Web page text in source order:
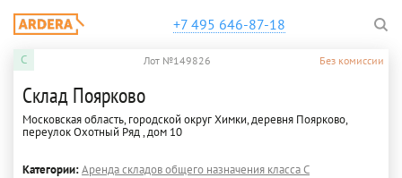
+7 495 646-87-18
C Лот №149826 Без комиссии
Склад Поярково
Московская область, городской округ Химки, деревня Поярково,
переулок Охотный Ряд , дом 10
Категории:Аренда складов общего назначения класса C